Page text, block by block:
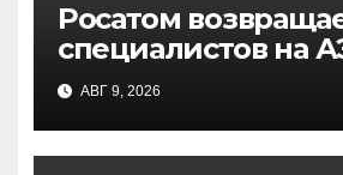
Росатом
специалистов на
«Бушер» в Иране:
значит для атомной
энергетики
АВГ 9, 2026